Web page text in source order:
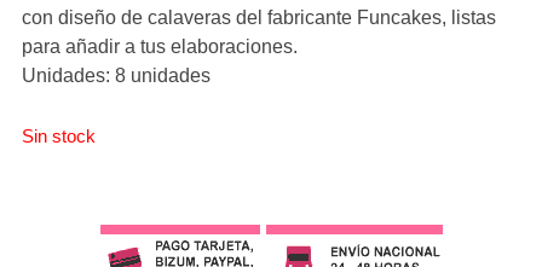
con diseño de calaveras del fabricante Funcakes, listas
para añadir a tus elaboraciones.
Unidades: 8 unidades
Sin stock